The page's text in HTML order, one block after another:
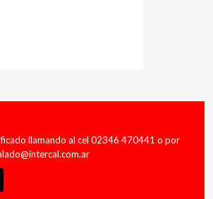
llamando al cel 02346 470441 o por